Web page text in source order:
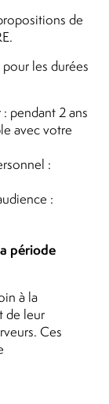
de
les durées
pendant 2 ans
avec votre
:
:
période
à la
de leur
Ces